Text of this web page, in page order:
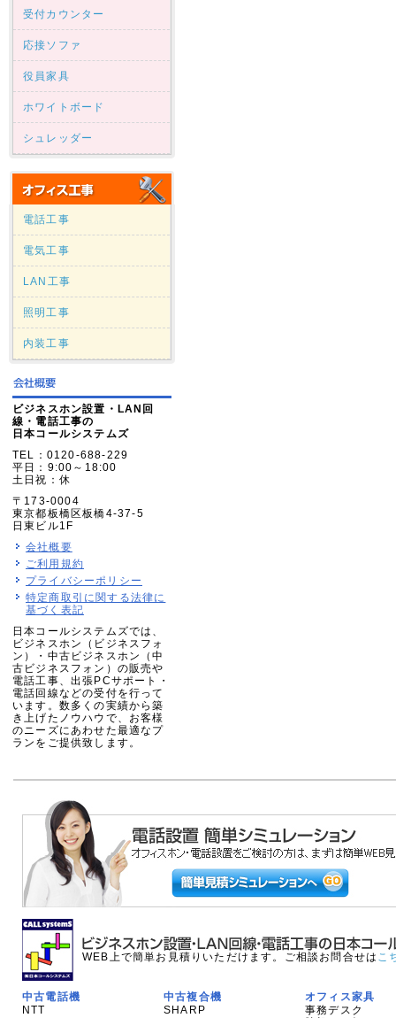
受付カウンター
応接ソファ
役員家具
ホワイトボード
シュレッダー
電話工事
電気工事
LAN工事
照明工事
内装工事
ビジネスホン設置・LAN回
線・電話工事の
日本コールシステムズ
TEL：0120-688-229
平日：9:00～18:00
土日祝：休
〒173-0004
東京都板橋区板橋4-37-5
日東ビル1F
会社概要
ご利用規約
プライバシーポリシー
特定商取引に関する法律に
基づく表記
日本コールシステムズでは、
ビジネスホン（ビジネスフォ
ン）・中古ビジネスホン（中
古ビジネスフォン）の販売や
電話工事、出張PCサポート・
電話回線などの受付を行って
います。数多くの実績から築
き上げたノウハウで、お客様
のニーズにあわせた最適なプ
ランをご提供致します。
WEB上で簡単お見積りいただけます。ご相談お問合せは こ
中古電話機
NTT
中古複合機
SHARP
オフィス家具
事務デスク